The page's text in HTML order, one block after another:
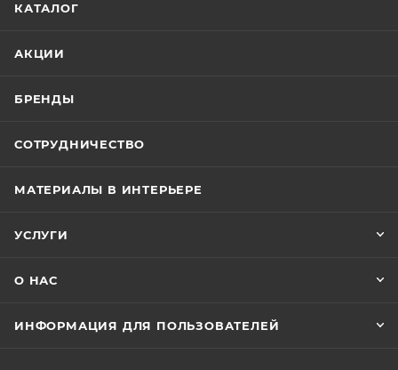
КАТАЛОГ
АКЦИИ
БРЕНДЫ
СОТРУДНИЧЕСТВО
МАТЕРИАЛЫ В ИНТЕРЬЕРЕ
УСЛУГИ
О НАС
ИНФОРМАЦИЯ ДЛЯ ПОЛЬЗОВАТЕЛЕЙ